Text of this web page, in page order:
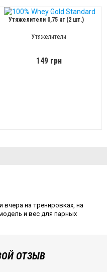
Утяжелители 0,75 кг (2 шт.)
Утяжелители
149 грн
вчера на тренировках, на
и вес для парных
ОТЗЫВ